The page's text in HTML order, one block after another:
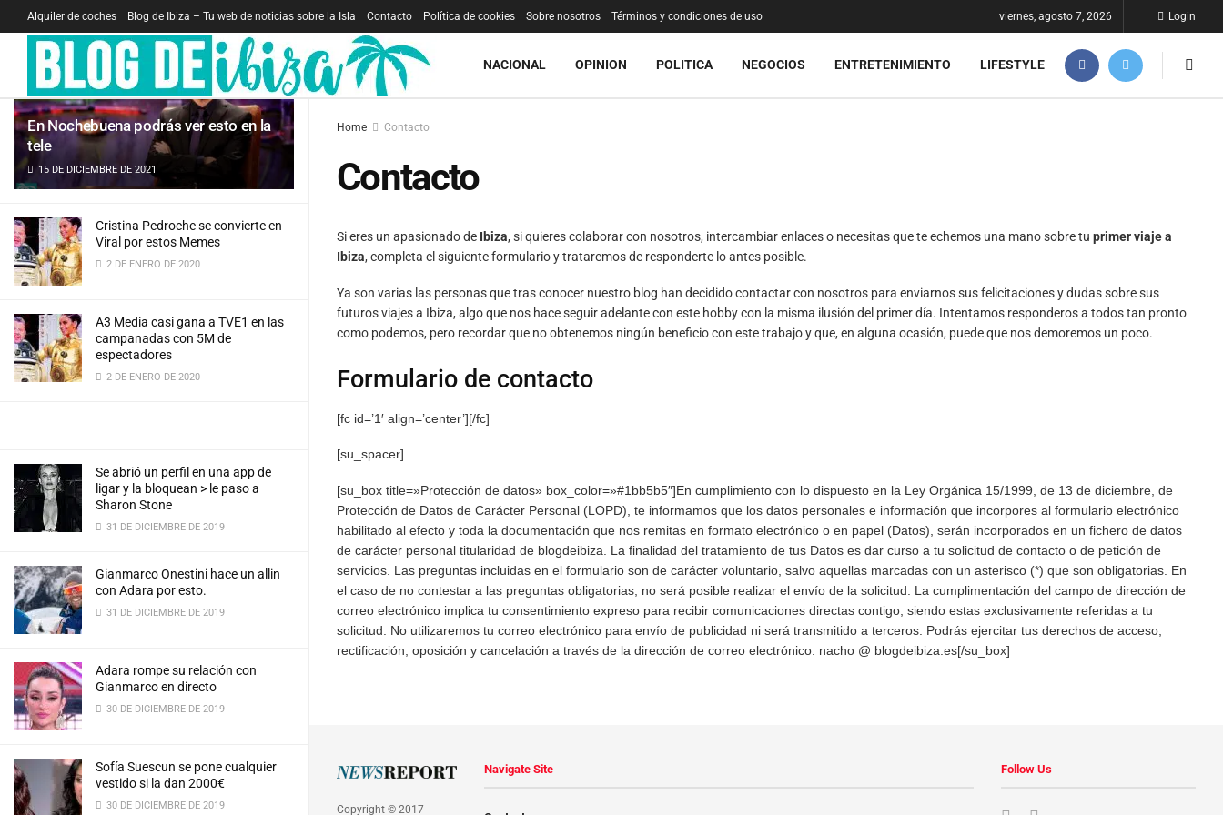
LATEST TRENDING Filter
En Nochebuena podrás ver esto en la
tele
15 DE DICIEMBRE DE 2021
Cristina Pedroche se convierte en
Viral por estos Memes
2 DE ENERO DE 2020
A3 Media casi gana a TVE1 en las
campanadas con 5M de
espectadores
2 DE ENERO DE 2020
Se abrió un perfil en una app de
ligar y la bloquean > le paso a
Sharon Stone
31 DE DICIEMBRE DE 2019
Gianmarco Onestini hace un allin
con Adara por esto.
31 DE DICIEMBRE DE 2019
Adara rompe su relación con
Gianmarco en directo
30 DE DICIEMBRE DE 2019
Sofía Suescun se pone cualquier
vestido si la dan 2000€
30 DE DICIEMBRE DE 2019
Alquiler de coches Blog de Ibiza – Tu web de noticias sobre la Isla Contacto Política de cookies Sobre nosotros Términos y condiciones de uso viernes, agosto 7, 2026 Login
NACIONAL OPINION POLITICA NEGOCIOS ENTRETENIMIENTO LIFESTYLE
Home Contacto
Contacto
Si eres un apasionado de Ibiza, si quieres colaborar con nosotros, intercambiar enlaces o necesitas que te echemos una mano sobre tu primer viaje a
Ibiza, completa el siguiente formulario y trataremos de responderte lo antes posible.
Ya son varias las personas que tras conocer nuestro blog han decidido contactar con nosotros para enviarnos sus felicitaciones y dudas sobre sus
futuros viajes a Ibiza, algo que nos hace seguir adelante con este hobby con la misma ilusión del primer día. Intentamos responderos a todos tan pronto
como podemos, pero recordar que no obtenemos ningún beneficio con este trabajo y que, en alguna ocasión, puede que nos demoremos un poco.
Formulario de contacto
[fc id=’1′ align=’center’][/fc]
[su_spacer]
[su_box title=»Protección de datos» box_color=»#1bb5b5″]En cumplimiento con lo dispuesto en la Ley Orgánica 15/1999, de 13 de diciembre, de
Protección de Datos de Carácter Personal (LOPD), te informamos que los datos personales e información que incorpores al formulario electrónico
habilitado al efecto y toda la documentación que nos remitas en formato electrónico o en papel (Datos), serán incorporados en un fichero de datos
de carácter personal titularidad de blogdeibiza. La finalidad del tratamiento de tus Datos es dar curso a tu solicitud de contacto o de petición de
servicios. Las preguntas incluidas en el formulario son de carácter voluntario, salvo aquellas marcadas con un asterisco (*) que son obligatorias. En
el caso de no contestar a las preguntas obligatorias, no será posible realizar el envío de la solicitud. La cumplimentación del campo de dirección de
correo electrónico implica tu consentimiento expreso para recibir comunicaciones directas contigo, siendo estas exclusivamente referidas a tu
solicitud. No utilizaremos tu correo electrónico para envío de publicidad ni será transmitido a terceros. Podrás ejercitar tus derechos de acceso,
rectificación, oposición y cancelación a través de la dirección de correo electrónico: nacho @ blogdeibiza.es[/su_box]
Copyright © 2017
Navigate Site Follow Us